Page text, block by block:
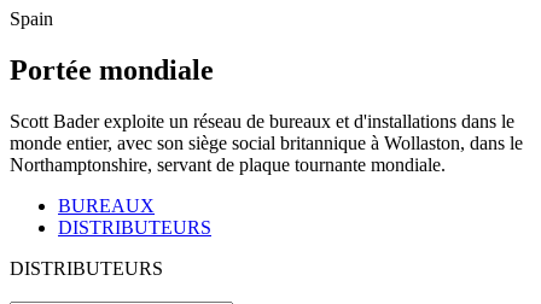
Spain
Portée mondiale
Scott Bader exploite un réseau de bureaux et d'installations dans le
monde entier, avec son siège social britannique à Wollaston, dans le
Northamptonshire, servant de plaque tournante mondiale.
BUREAUX
DISTRIBUTEURS
DISTRIBUTEURS